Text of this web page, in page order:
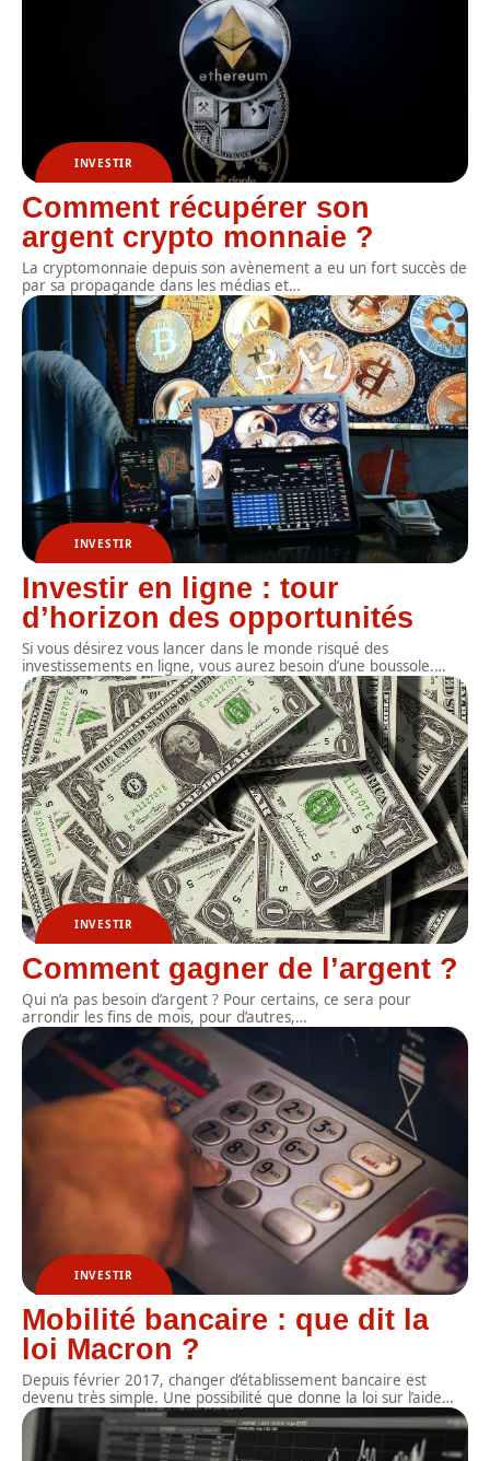
INVESTIR
Comment récupérer son
argent crypto monnaie ?
La cryptomonnaie depuis son avènement a eu un fort succès de
par sa propagande dans les médias et…
INVESTIR
Investir en ligne : tour
d’horizon des opportunités
Si vous désirez vous lancer dans le monde risqué des
investissements en ligne, vous aurez besoin d’une boussole.…
INVESTIR
Comment gagner de l’argent ?
Qui n’a pas besoin d’argent ? Pour certains, ce sera pour
arrondir les fins de mois, pour d’autres,…
INVESTIR
Mobilité bancaire : que dit la
loi Macron ?
Depuis février 2017, changer d’établissement bancaire est
devenu très simple. Une possibilité que donne la loi sur l’aide…